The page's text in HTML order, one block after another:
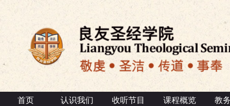
首页 认识我们 收听节目 课程概览 教